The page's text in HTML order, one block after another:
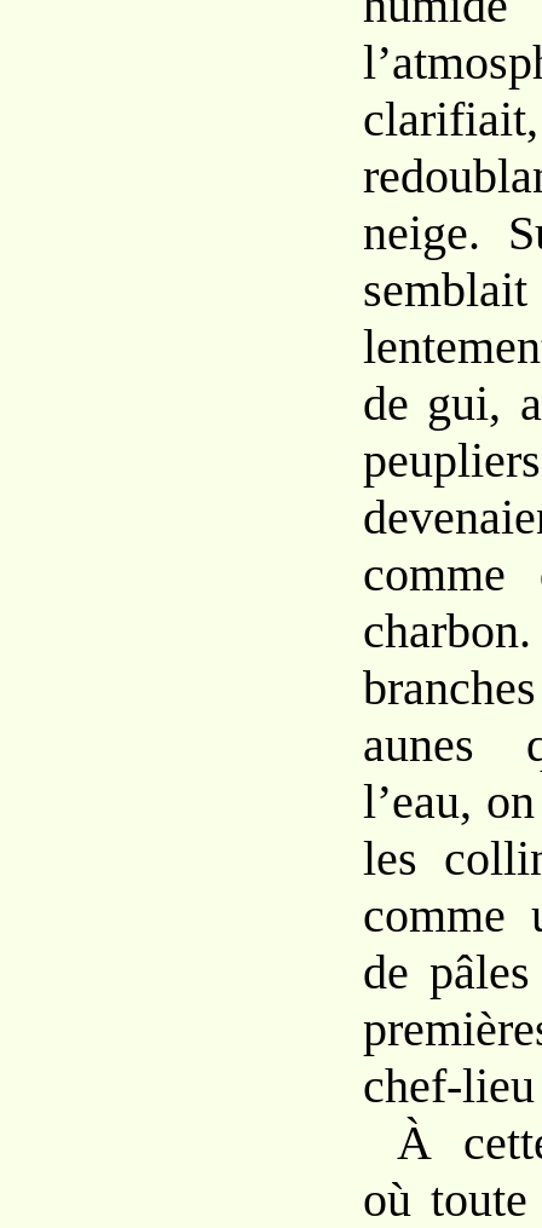
neige.
de gui,
comme
aunes
l’eau,
les
comme
de
chef-
À
où